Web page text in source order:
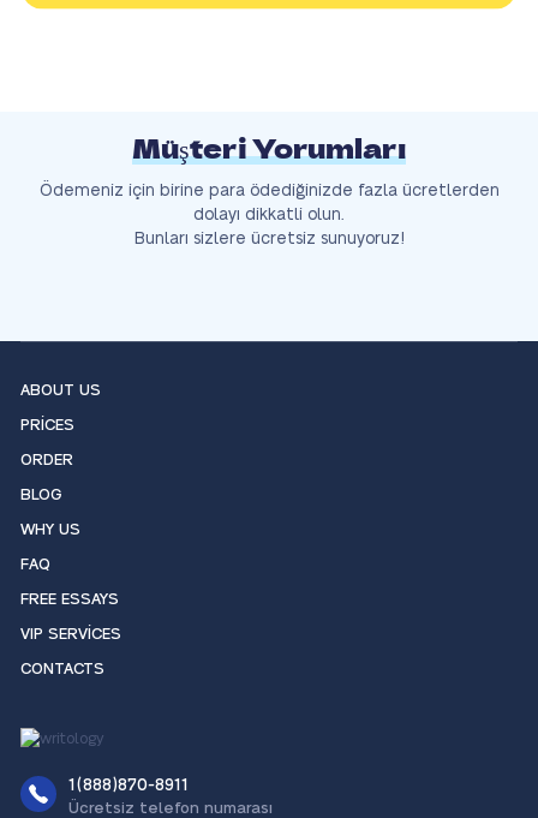
Müşteri Yorumları
Ödemeniz için birine para ödediğinizde fazla ücretlerden
dolayı dikkatli olun.
Bunları sizlere ücretsiz sunuyoruz!
ABOUT US
PRICES
ORDER
BLOG
WHY US
FAQ
FREE ESSAYS
VIP SERVICES
CONTACTS
1(888)870-8911
Ücretsiz telefon numarası